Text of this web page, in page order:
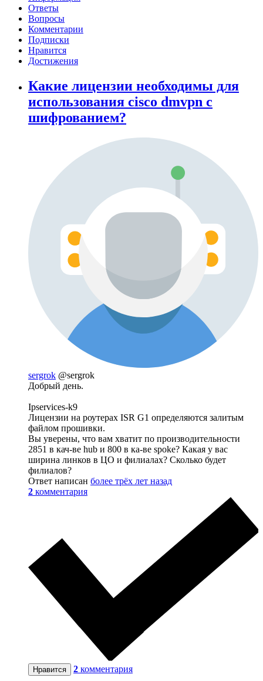
Ответы
Вопросы
Комментарии
Подписки
Нравится
Достижения
Какие лицензии необходимы для
использования cisco dmvpn с
шифрованием?
sergrok @sergrok
Добрый день.
Ipservices-k9
Лицензии на роутерах ISR G1 определяются залитым
файлом прошивки.
Вы уверены, что вам хватит по производительности
2851 в кач-ве hub и 800 в ка-ве spoke? Какая у вас
ширина линков в ЦО и филиалах? Сколько будет
филиалов?
Ответ написан более трёх лет назад
2 комментария
Нравится 2 комментария